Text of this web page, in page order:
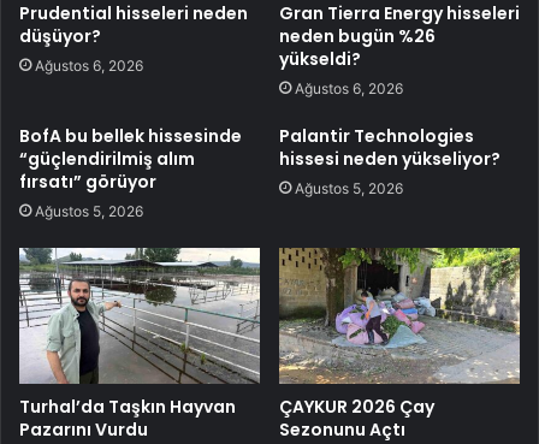
Prudential hisseleri neden
düşüyor?
Ağustos 6, 2026
Gran Tierra Energy hisseleri
neden bugün %26
yükseldi?
Ağustos 6, 2026
BofA bu bellek hissesinde
“güçlendirilmiş alım
fırsatı” görüyor
Ağustos 5, 2026
Palantir Technologies
hissesi neden yükseliyor?
Ağustos 5, 2026
Turhal’da Taşkın Hayvan
Pazarını Vurdu
ÇAYKUR 2026 Çay
Sezonunu Açtı